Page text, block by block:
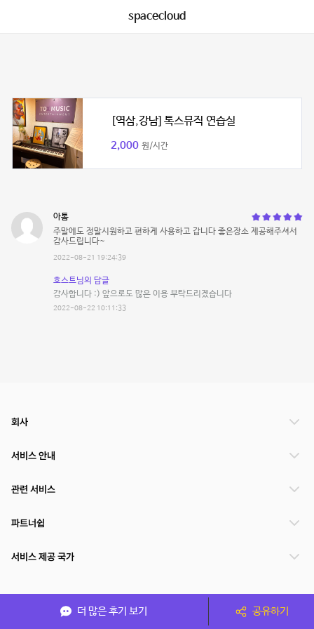
spacecloud
[역삼,강남] 톡스뮤직 연습실
2,000 원/시간
아톰
주말에도 정말시원하고 편하게 사용하고 갑니다 좋은장소 제공해주셔서
감사드립니다~
2022-08-21 19:24:39
호스트님의 답글
감사합니다 :) 앞으로도 많은 이용 부탁드리겠습니다
2022-08-22 10:11:33
더 많은 후기 보기 공유하기
회사
서비스 안내
관련 서비스
파트너쉽
서비스 제공 국가
(주)NSPACE 사업자정보